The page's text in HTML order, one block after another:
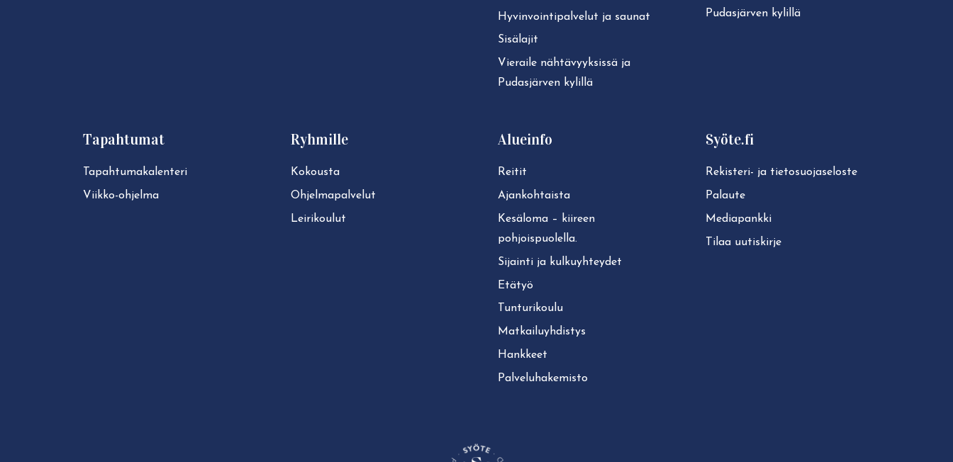
Hy­vin­voin­ti­pal­ve­lut ja saunat
Sisälajit
Vieraile näh­tä­vyyk­sis­sä ja
Pudasjärven kylillä
Pudasjärven kylillä
Tapahtumat
Ta­pah­tu­ma­ka­len­te­ri
Viikko-ohjelma
Ryhmille
Kokousta
Ohjelmapalvelut
Leirikoulut
Alueinfo
Reitit
Ajan­koh­tais­ta
Kesäloma – kiireen
pohjoispuolella.
Sijainti ja kul­ku­yh­tey­det
Etätyö
Tun­tu­ri­kou­lu
Mat­kai­lu­yh­dis­tys
Hankkeet
Pal­ve­lu­ha­ke­mis­to
Syöte.fi
Rekisteri- ja tie­to­suo­ja­se­los­te
Palaute
Mediapankki
Tilaa uutiskirje